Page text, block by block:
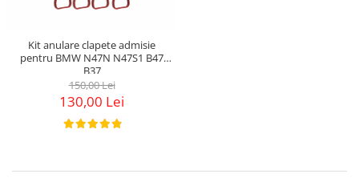
Kit anulare clapete admisie
pentru BMW N47N N47S1 B47
B37
150,00 Lei
130,00 Lei